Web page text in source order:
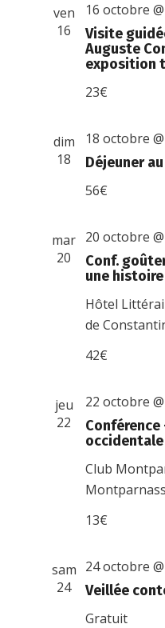
ven
16
Visite
Auguste
exposition
16 octobre
23€
dim
18
Déjeuner
18 octobre
56€
mar
20
Conf.
une
20 octobre
Hôtel
de
42€
jeu
22
Conférence
occidentale
22 octobre
Club
13€
sam
24
Veillée
24 octobre
Gratuit